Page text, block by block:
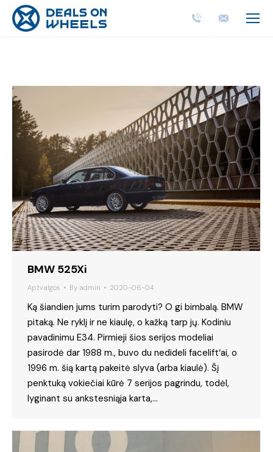
BMW 525Xi
Apžvalgos By admin 2020-06-04
Ką šiandien jums turim parodyti? O gi bimbalą. BMW
pitaką. Ne ryklį ir ne kiaulę, o kažką tarp jų. Kodiniu
pavadinimu E34. Pirmieji šios serijos modeliai
pasirodė dar 1988 m., buvo du nedideli facelift‘ai, o
1996 m. šią kartą pakeitė slyva (arba kiaulė). Šį
penktuką vokiečiai kūrė 7 serijos pagrindu, todėl,
lyginant su ankstesniąja karta,…